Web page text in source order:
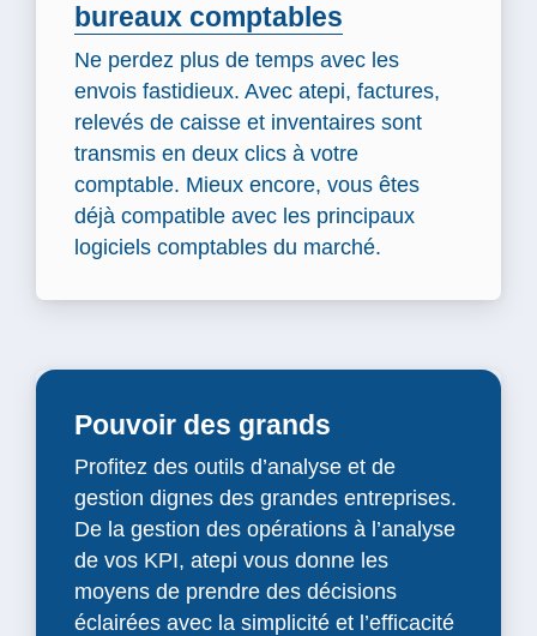
bureaux comptables
Ne perdez plus de temps avec les
envois fastidieux. Avec atepi, factures,
relevés de caisse et inventaires sont
transmis en deux clics à votre
comptable. Mieux encore, vous êtes
déjà compatible avec les principaux
logiciels comptables du marché.
Pouvoir des grands
Profitez des outils d’analyse et de
gestion dignes des grandes entreprises.
De la gestion des opérations à l’analyse
de vos KPI, atepi vous donne les
moyens de prendre des décisions
éclairées avec la simplicité et l’efficacité